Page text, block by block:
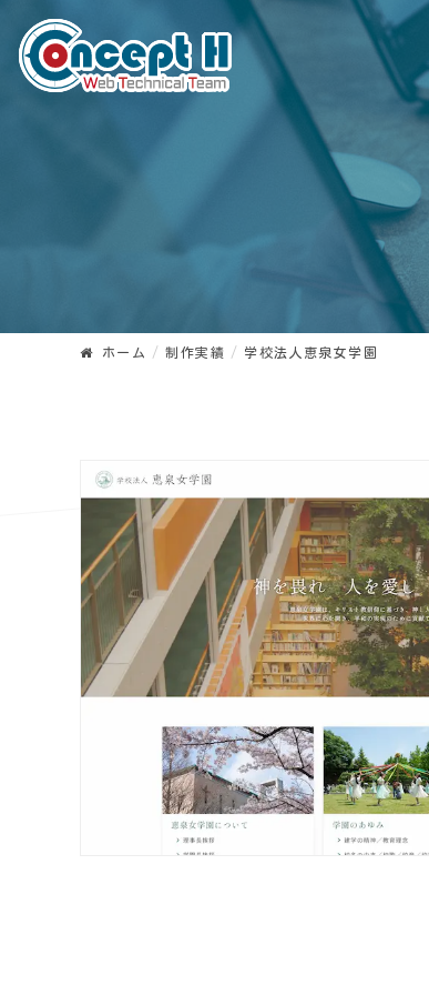
ホーム 制作実績 学校法人恵泉女学園